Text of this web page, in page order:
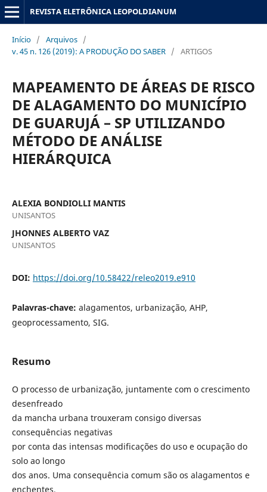
REVISTA ELETRÔNICA LEOPOLDIANUM
Início / Arquivos /
v. 45 n. 126 (2019): A PRODUÇÃO DO SABER / ARTIGOS
MAPEAMENTO DE ÁREAS DE RISCO
DE ALAGAMENTO DO MUNICÍPIO
DE GUARUJÁ – SP UTILIZANDO
MÉTODO DE ANÁLISE
HIERÁRQUICA
ALEXIA BONDIOLLI MANTIS
UNISANTOS
JHONNES ALBERTO VAZ
UNISANTOS
DOI: https://doi.org/10.58422/releo2019.e910
Palavras-chave: alagamentos, urbanização, AHP,
geoprocessamento, SIG.
Resumo
O processo de urbanização, juntamente com o crescimento
desenfreado
da mancha urbana trouxeram consigo diversas
consequências negativas
por conta das intensas modificações do uso e ocupação do
solo ao longo
dos anos. Uma consequência comum são os alagamentos e
enchentes,